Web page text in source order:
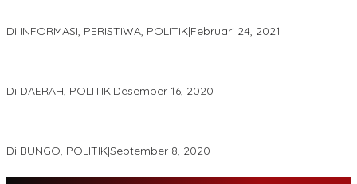
Di INFORMASI, PERISTIWA, POLITIK|Februari 24, 2021
Di DAERAH, POLITIK|Desember 16, 2020
Di BUNGO, POLITIK|September 8, 2020